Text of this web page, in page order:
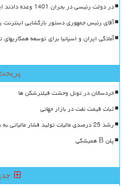
در دولت رئیسی در بحران 1401 وعده دادند اینترنت به طور موقت قطع می شود اما ماندگار شد
آقای رئیس جمهوری دستور بازگشایی اینترنت
آمادگی ایران و اسپانیا برای توسعه همکاریهای
خردسالان در تونل وحشت فیلترشکن ها
ثبات قیمت نفت در بازار جهانی
رشد 25 درصدی مالیات تولید فشار مالیاتی به سایر حوزه ها منتقل شد
پلن B همیشگی